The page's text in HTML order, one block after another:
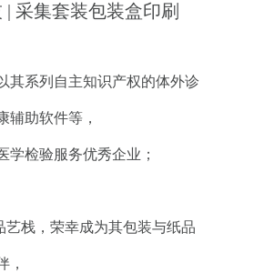
采集套装包装盒印刷
其系列自主知识产权的体外诊
辅助软件等，
学检验服务优秀企业；
艺栈，荣幸成为其包装与纸品
，